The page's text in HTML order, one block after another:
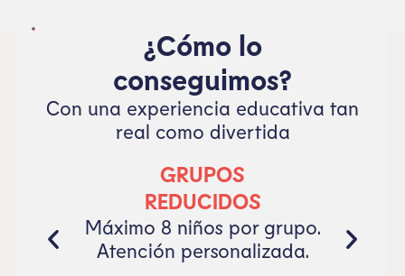
¿Cómo lo
conseguimos?
Con una experiencia educativa tan
real como divertida
GRUPOS
REDUCIDOS
Máximo 8 niños por grupo.
Atención personalizada.